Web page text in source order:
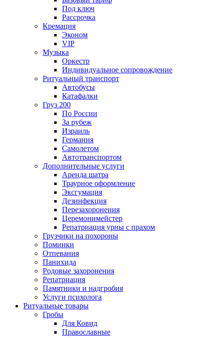
Под ключ
Рассрочка
Кремация
Эконом
VIP
Музыка
Оркестр
Индивидуальное сопровождение
Ритуальный транспорт
Автобусы
Катафалки
Груз 200
По России
За рубеж
Израиль
Германия
Самолетом
Автотранспортом
Дополнительные услуги
Аренда шатра
Траурное оформление
Эксгумация
Дезинфекция
Перезахоронения
Церемонимейстер
Репатриация урны с прахом
Грузчики на похороны
Поминки
Отпевания
Панихида
Родовые захоронения
Репатриация
Памятники и надгробия
Услуги психолога
Ритуальные товары
Гробы
Для Ковид
Православные